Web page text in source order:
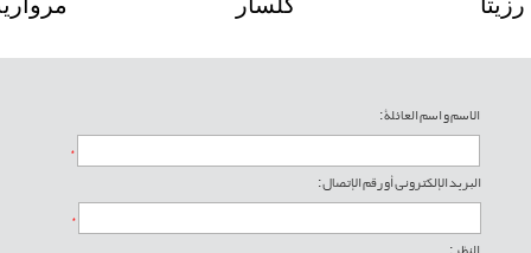
الاسم و اسم العائلة :
*
البريد الإلکتروني أو رقم الإتصال :
*